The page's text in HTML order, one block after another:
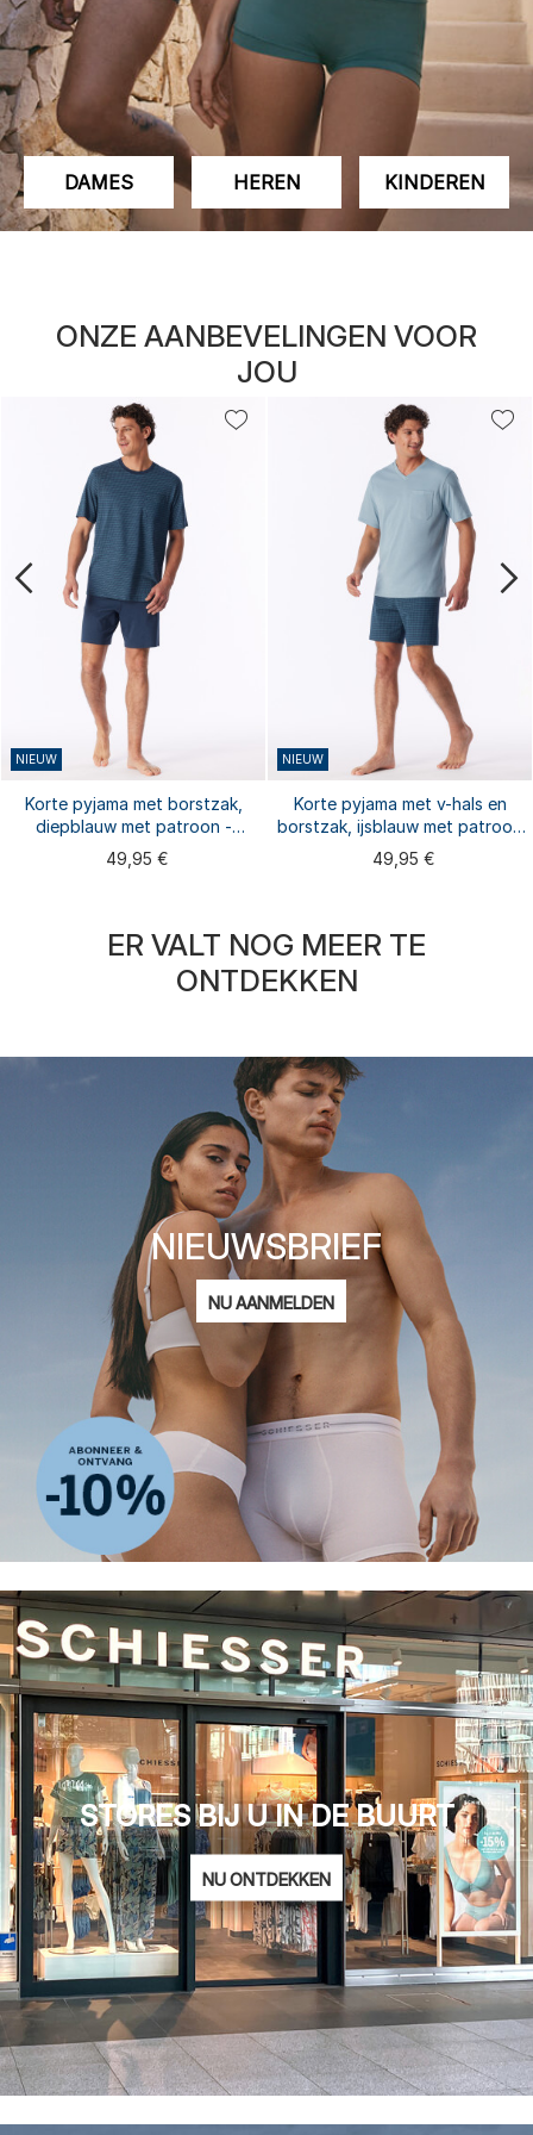
DAMES HEREN KINDEREN
ONZE AANBEVELINGEN VOOR
JOU
NIEUW
Korte pyjama met borstzak,
diepblauw met patroon -
Comfort Essentials
49,95 €
NIEUW
Korte pyjama met v-hals en
borstzak, ijsblauw met patroon
- Comfort Essentials
49,95 €
ER VALT NOG MEER TE
ONTDEKKEN
NIEUWSBRIEF
E-
mailadres
NU AANMELDEN
Ik ben geïnteresseerd in:
Damesmode
Herenmode
Kindermode
ADIDAS
Privacy Policy
STORES BIJ U IN DE BUURT
NU ONTDEKKEN